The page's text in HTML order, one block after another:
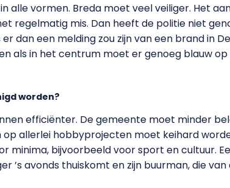
in alle vormen. Breda moet veel veiliger. Het
regelmatig mis. Dan heeft de politie niet
er dan een melding zou zijn van een brand in
als in het centrum moet er genoeg blauw
worden?
efficiënter. De gemeente moet minder
allerlei hobbyprojecten moet keihard
minima, bijvoorbeeld voor sport en cultuur.
’s avonds thuiskomt en zijn buurman, die